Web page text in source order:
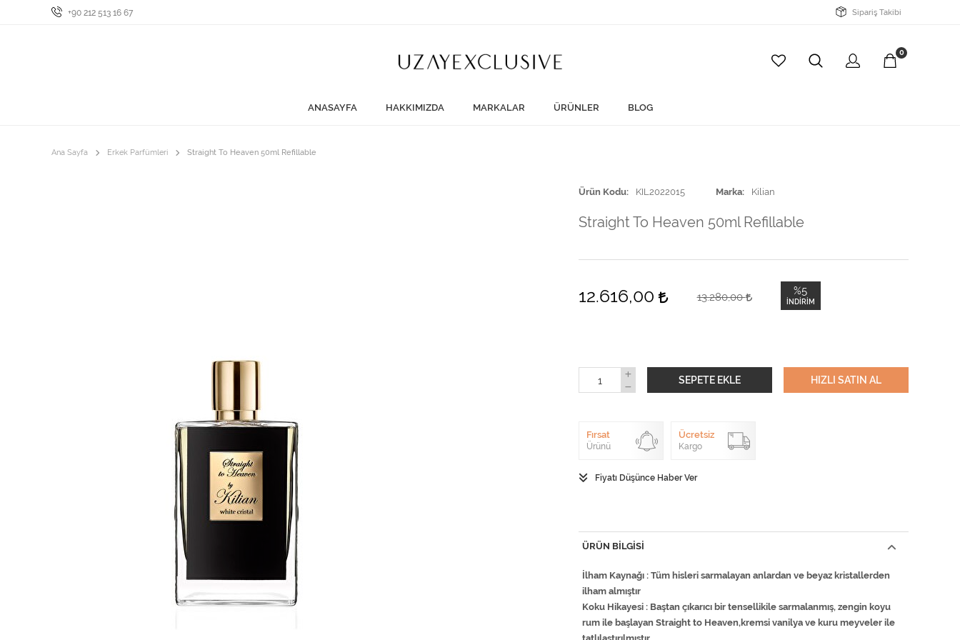
+90 212 513 16 67 Sipariş Takibi
0
ANASAYFA HAKKIMIZDA MARKALAR ÜRÜNLER BLOG
Ana Sayfa Erkek Parfümleri Straight To Heaven 50ml Refillable
Ürün Kodu KIL2022015 Marka Kilian
Straight To Heaven 50ml Refillable
12.616,00 13.280,00 %5
İNDIRIM
SEPETE EKLE HIZLI SATIN AL
Fırsat
Ürünü
Ücretsiz
Kargo
Fiyatı Düşünce Haber Ver
ÜRÜN BILGISI
İlham Kaynağı : Tüm hisleri sarmalayan anlardan ve beyaz kristallerden
ilham almıştır
Koku Hikayesi : Baştan çıkarıcı bir tensellikile sarmalanmış, zengin koyu
rum ile başlayan Straight to Heaven,kremsi vanilya ve kuru meyveler ile